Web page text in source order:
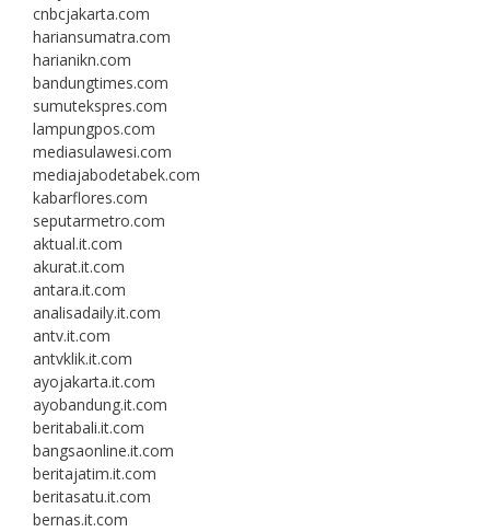
cnbcjakarta.com
hariansumatra.com
harianikn.com
bandungtimes.com
sumutekspres.com
lampungpos.com
mediasulawesi.com
mediajabodetabek.com
kabarflores.com
seputarmetro.com
aktual.it.com
akurat.it.com
antara.it.com
analisadaily.it.com
antv.it.com
antvklik.it.com
ayojakarta.it.com
ayobandung.it.com
beritabali.it.com
bangsaonline.it.com
beritajatim.it.com
beritasatu.it.com
bernas.it.com